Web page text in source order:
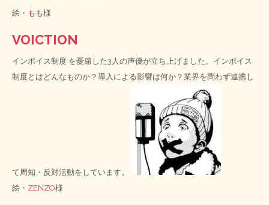
絵・ もも様
VOICTION
インボイス制度 を憂慮した3人の声優が立ち上げました。インボイス
制度とはどんなものか？導入による影響は何か？業界を問わず連携し
て周知・反対活動をしています。
絵・ ZENZO様